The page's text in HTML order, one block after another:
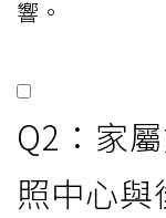
響。
Q2：家
照中心與